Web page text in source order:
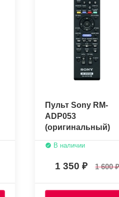
Пульт Sony RM-
ADP053
(оригинальный)
В наличии
1 350 1 600